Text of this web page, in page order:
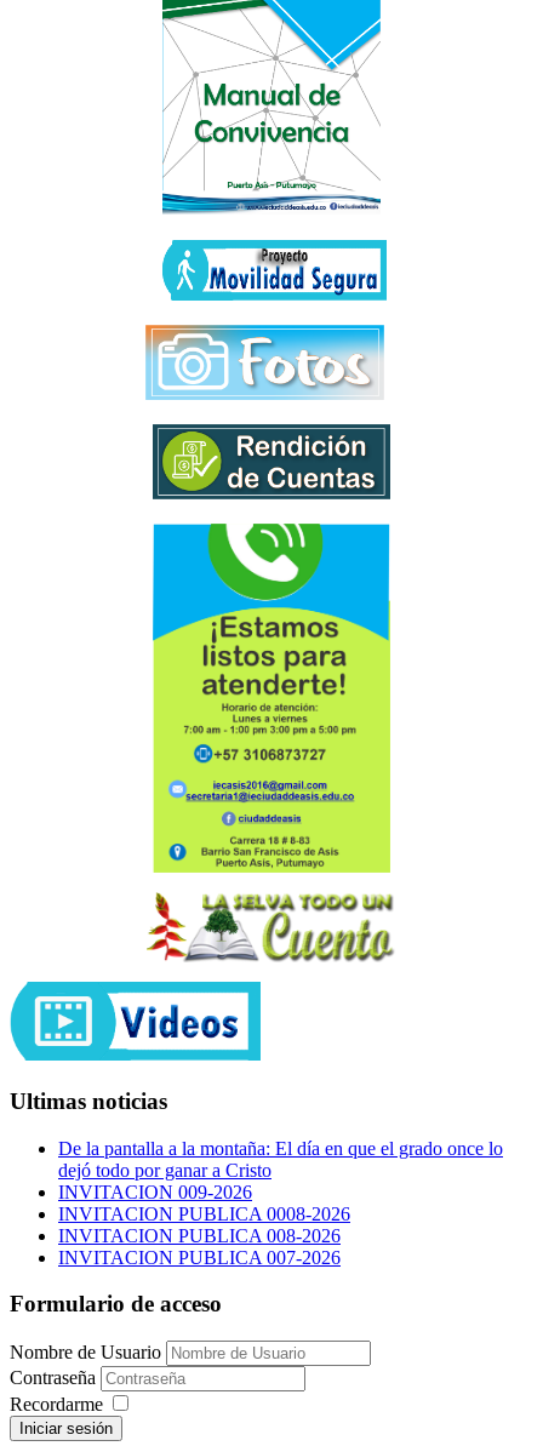
Ultimas noticias
De la pantalla a la montaña: El día en que el grado once lo
dejó todo por ganar a Cristo
INVITACION 009-2026
INVITACION PUBLICA 0008-2026
INVITACION PUBLICA 008-2026
INVITACION PUBLICA 007-2026
Formulario de acceso
Nombre de Usuario
Contraseña
Recordarme
Iniciar sesión